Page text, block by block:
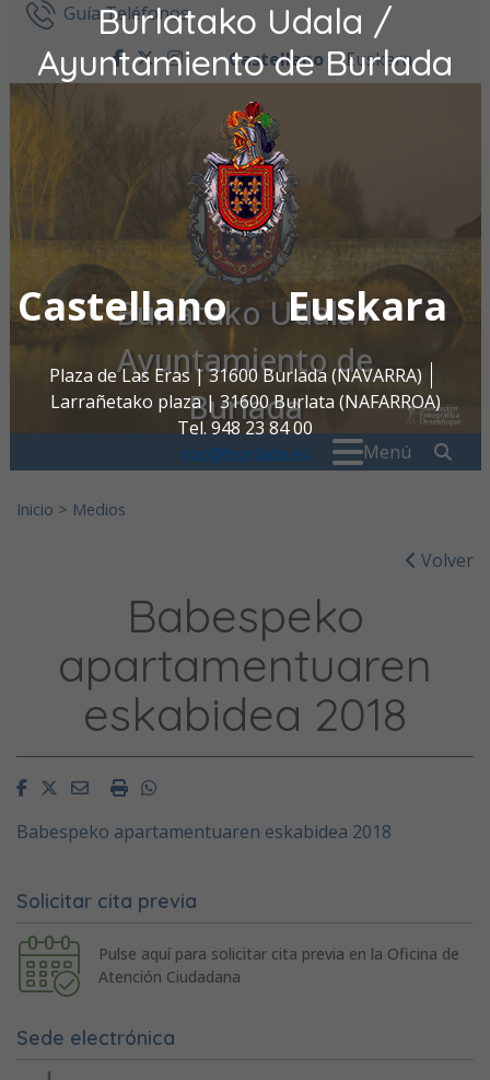
Burlatako Udala /
Ayuntamiento de Burlada
Castellano Euskara
Plaza de Las Eras | 31600 Burlada (NAVARRA)
Larrañetako plaza | 31600 Burlata (NAFARROA)
Tel. 948 23 84 00
oac@burlada.es
Ir al contenidoGuía Teléfonos
facebook
twitter
instagram
Castellano Euskara
Burlatako Udala /
Ayuntamiento de
Burlada
Menú
Inicio > Medios
Volver
Babespeko
apartamentuaren
eskabidea 2018
FacebookTwitterEmailImprimirWhatsapp
Babespeko apartamentuaren eskabidea 2018
Solicitar cita previa
Pulse aquí para solicitar cita previa en la Oficina de
Atención Ciudadana
Sede electrónica